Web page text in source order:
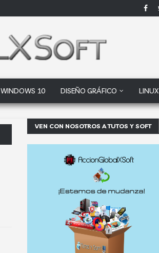
WINDOWS 10 DISEÑO GRÁFICO LINUX
VEN CON NOSOTROS A TUTOS Y SOFT